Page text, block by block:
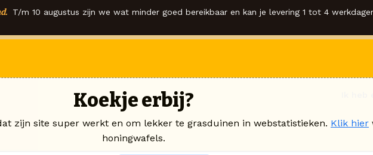
T/m 10 augustus zijn we wat minder goed bereikbaar en kan je levering 1 tot 4
Koekje erbij?
zijn site super werkt en om lekker te grasduinen in webstatistieken. Klik hier
honingwafels.